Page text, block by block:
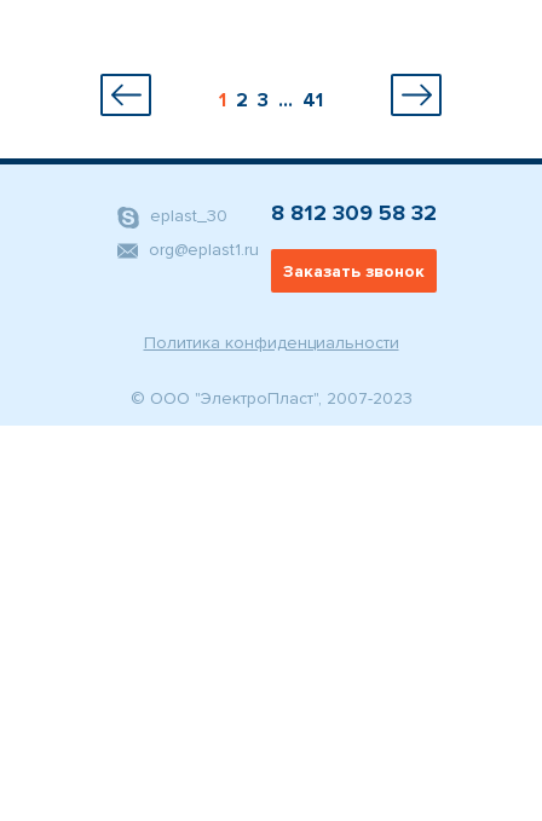
1 2 3 ... 41
Политика конфиденциальности
eplast_30
org@eplast1.ru
8 812 309 58 32
Заказать звонок
© ООО "ЭлектроПласт", 2007-2023